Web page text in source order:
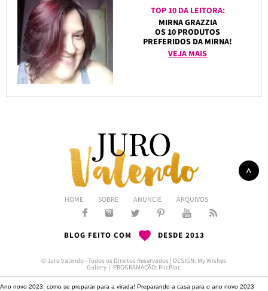
TOP 10 DA LEITORA:
MIRNA GRAZZIA
OS 10 PRODUTOS
PREFERIDOS DA MIRNA!
VEJA MAIS
HOME SOBRE ANUNCIE ARQUIVOS
BLOG FEITO COM DESDE 2013
© Juro Valendo - Todos os Direitos Reservados | DESIGN: My Wishes
Gallery | PROGRAMAÇÃO: PlicPlac
Ano novo 2023: como se preparar para a virada! Preparando a casa para o ano novo 2023